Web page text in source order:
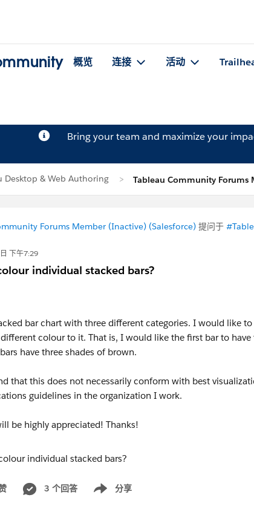
概览 连接 活动
Bring your team and maximize your
Desktop & Web Authoring Tableau Community Forums
Forums Member (Inactive) (Salesforce) 提问于
下午7:29
individual stacked bars?
bar chart with three different categories. I would like
colour to it. That is, I would like the first bar to
have three shades of brown.
that this does not necessarily conform with best
guidelines in the organization I work.
be highly appreciated! Thanks!
3 个回答 分享
Show menu